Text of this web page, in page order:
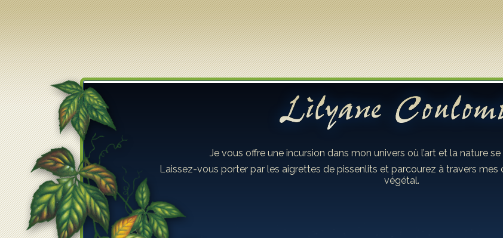
Je vous offre une incursion dans mon univers où l’art et la nature
Laissez-vous porter par les aigrettes de pissenlits et parcourez à travers
végétal.